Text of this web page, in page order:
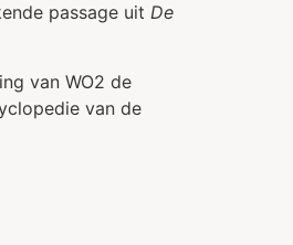
passage uit De
van WO2 de
van de